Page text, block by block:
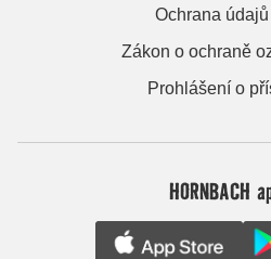
Ochrana
Zákon o ochraně
Prohlášení o
HORNBACH